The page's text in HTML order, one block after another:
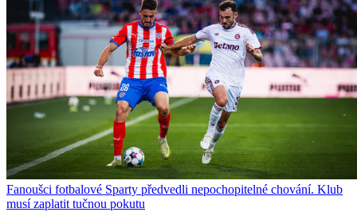
Fanoušci fotbalové Sparty předvedli nepochopitelné chování. Klub
musí zaplatit tučnou pokutu